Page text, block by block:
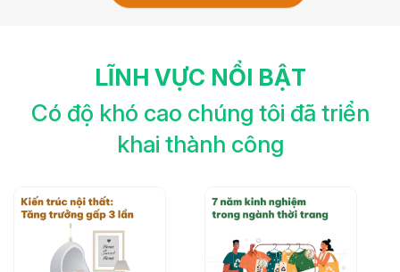
LĨNH VỰC NỔI BẬT
Có độ khó cao chúng tôi đã triển
khai thành công